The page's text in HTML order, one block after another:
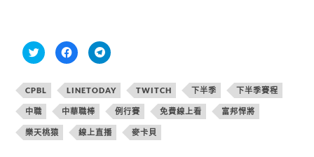
分
享
w
i
t
t
e
r
(
在
按
一
分
享
至
F
a
c
e
b
按
一
分
享
到
T
e
l
e
g
CPBL LINETODAY TWITCH 下半季 下半季賽程
中職 中華職棒 例行賽 免費線上看 富邦悍將
樂天桃猿 線上直播 麥卡貝